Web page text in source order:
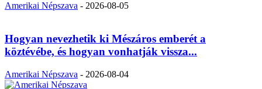
Amerikai Népszava - 2026-08-05
Hogyan nevezhetik ki Mészáros emberét a
köztévébe, és hogyan vonhatják vissza...
Amerikai Népszava - 2026-08-04